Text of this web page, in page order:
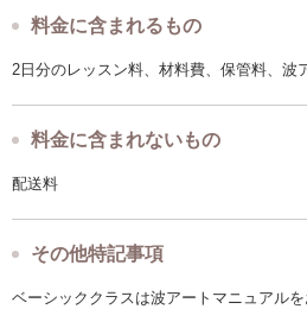
料金に含まれるもの
2日分のレッスン料、材料費、保管料、波
料金に含まれないもの
配送料
その他特記事項
ベーシッククラスは波アートマニュアルを